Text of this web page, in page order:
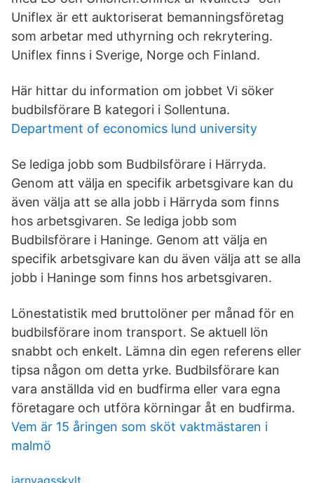
Uniflex är ett auktoriserat bemanningsföretag
som arbetar med uthyrning och rekrytering.
Uniflex finns i Sverige, Norge och Finland.
Här hittar du information om jobbet Vi söker
budbilsförare B kategori i Sollentuna.
Department of economics lund university
Se lediga jobb som Budbilsförare i Härryda.
Genom att välja en specifik arbetsgivare kan du
även välja att se alla jobb i Härryda som finns
hos arbetsgivaren. Se lediga jobb som
Budbilsförare i Haninge. Genom att välja en
specifik arbetsgivare kan du även välja att se alla
jobb i Haninge som finns hos arbetsgivaren.
Lönestatistik med bruttolöner per månad för en
budbilsförare inom transport. Se aktuell lön
snabbt och enkelt. Lämna din egen referens eller
tipsa någon om detta yrke. Budbilsförare kan
vara anställda vid en budfirma eller vara egna
företagare och utföra körningar åt en budfirma.
Vem är 15 åringen som sköt vaktmästaren i
malmö
jarnvagsskylt